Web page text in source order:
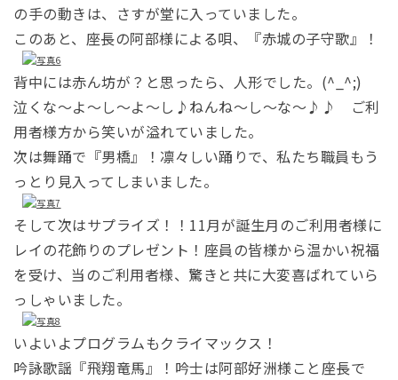
の手の動きは、さすが堂に入っていました。
このあと、座長の阿部様による唄、『赤城の子守歌』！
背中には赤ん坊が？と思ったら、人形でした。(^_^;)
泣くな～よ～し～よ～し♪ねんね～し～な～♪♪ ご利
用者様方から笑いが溢れていました。
次は舞踊で『男橋』！凛々しい踊りで、私たち職員もう
っとり見入ってしまいました。
そして次はサプライズ！！11月が誕生月のご利用者様に
レイの花飾りのプレゼント！座員の皆様から温かい祝福
を受け、当のご利用者様、驚きと共に大変喜ばれていら
っしゃいました。
いよいよプログラムもクライマックス！
吟詠歌謡『飛翔竜馬』！吟士は阿部好洲様こと座長で